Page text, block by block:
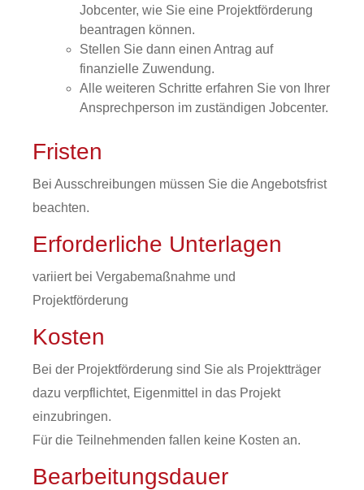
Jobcenter, wie Sie eine Projektförderung
beantragen können.
Stellen Sie dann einen Antrag auf
finanzielle Zuwendung.
Alle weiteren Schritte erfahren Sie von Ihrer
Ansprechperson im zuständigen Jobcenter.
Fristen
Bei Ausschreibungen müssen Sie die Angebotsfrist
beachten.
Erforderliche Unterlagen
variiert bei Vergabemaßnahme und
Projektförderung
Kosten
Bei der Projektförderung sind Sie als Projektträger
dazu verpflichtet, Eigenmittel in das Projekt
einzubringen.
Für die Teilnehmenden fallen keine Kosten an.
Bearbeitungsdauer